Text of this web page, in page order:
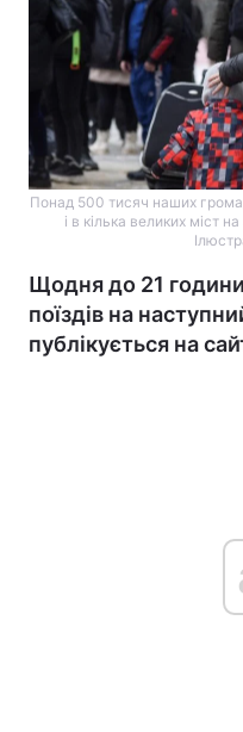
Понад 500 тисяч наших
і в кілька великих міст
Щодня до 21
поїздів на
публікується на